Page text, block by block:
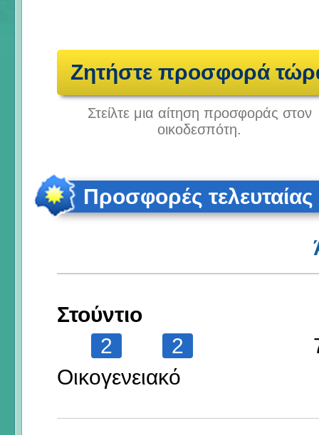
Ζητήστε προσφορά
Στείλτε μια αίτηση προσφοράς στον
οικοδεσπότη.
Προσφορές τελευταίας
Στούντιο
2
2
Οικογενειακό